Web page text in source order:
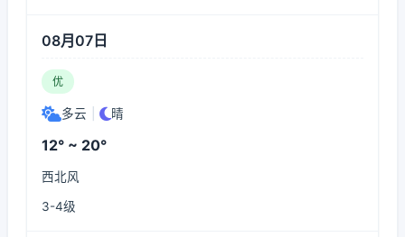
08月07日
优
多云 晴
12° ~ 20°
西北风
3-4级